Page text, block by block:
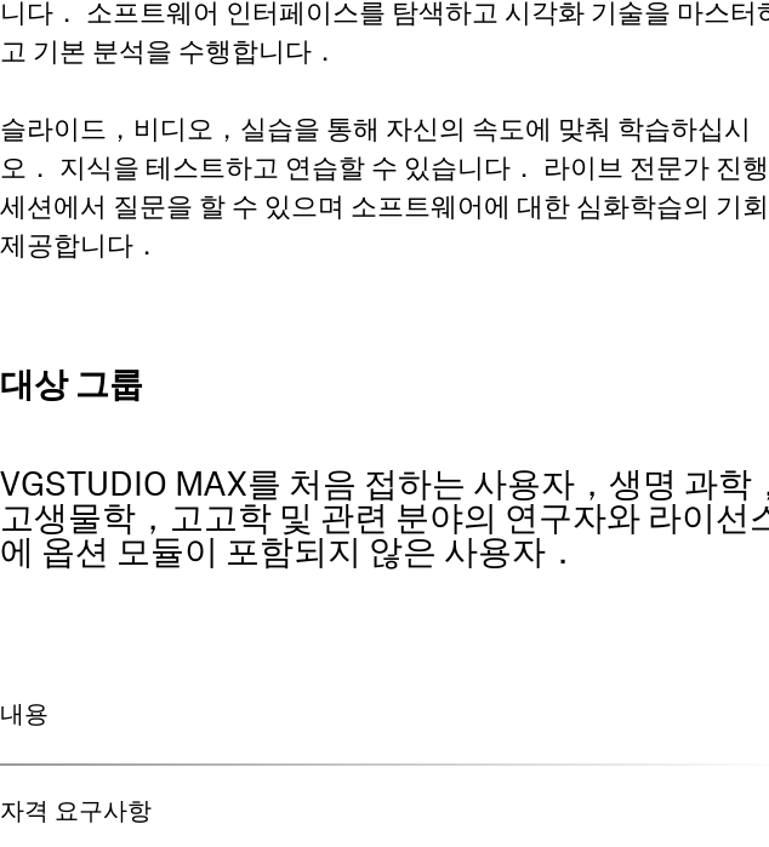
니다． 소프트웨어 인터페이스를 탐색하고 시각화 기술을 마스터
고 기본 분석을 수행합니다．
슬라이드，비디오，실습을 통해 자신의 속도에 맞춰 학습하십시
오． 지식을 테스트하고 연습할 수 있습니다． 라이브 전문가 진행
세션에서 질문을 할 수 있으며 소프트웨어에 대한 심화학습의 기
제공합니다．
대상 그룹
VGSTUDIO MAX를 처음 접하는 사용자，생명 과학
고생물학，고고학 및 관련 분야의 연구자와 라이선
에 옵션 모듈이 포함되지 않은 사용자．
내용
자격 요구사항